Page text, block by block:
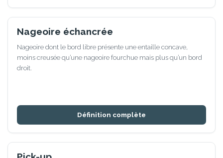
Nageoire échancrée
Nageoire dont le bord libre présente une entaille concave,
moins creusée qu’une nageoire fourchue mais plus qu’un bord
droit.
Définition complète